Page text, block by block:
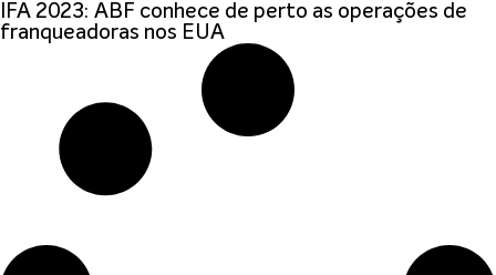
IFA 2023: ABF conhece de perto as operações de
franqueadoras nos EUA